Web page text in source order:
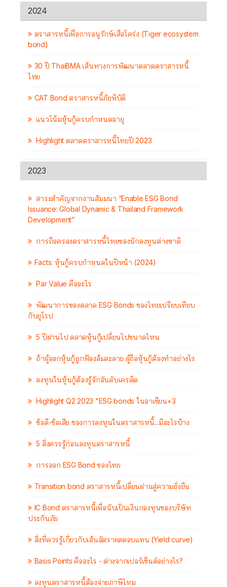
2024
ตราสารหนี้เพื่อการอนุรักษ์เสือโคร่ง (Tiger ecosystem
bond)
30 ปี ThaiBMA เส้นทางการพัฒนาตลาดตราสารหนี้
ไทย
CAT Bond ตราสารหนี้ภัยพิบัติ
แนวโน้มหุ้นกู้ครบกำหนดอายุ
Highlight ตลาดตราสารหนี้ไทยปี 2023
2023
สาระสำคัญจากงานสัมมนา “Enable ESG Bond
Issuance: Global Dynamic & Thailand Framework
Development”
การถือครองตราสารหนี้ไทยของนักลงทุนต่างชาติ
Facts: หุ้นกู้ครบกำหนดในปีหน้า (2024)
Par Value คืออะไร
พัฒนาการของตลาด ESG Bonds ของไทยเปรียบเทียบ
กับยุโรป
5 ปีผ่านไป ตลาดหุ้นกู้เปลี่ยนไปขนาดไหน
ถ้าผู้ออกหุ้นกู้ถูกฟ้องล้มละลาย ผู้ถือหุ้นกู้ต้องทำอย่างไร
ลงทุนในหุ้นกู้ต้องรู้จักอันดับเครดิต
Highlight Q2 2023 "ESG bonds ในอาเซียน+3
ข้อดี-ข้อเสีย ของการลงทุนในตราสารหนี้...มีอะไรบ้าง
5 สิ่งควรรู้ก่อนลงทุนตราสารหนี้
การออก ESG Bond ของไทย
Transition bond ตราสารหนี้เปลี่ยนผ่านสู่ความยั่งยืน
IC Bond ตราสารหนี้เพื่อนับเป็นเงินกองทุนของบริษัท
ประกันภัย
สิ่งที่ควรรู้เกี่ยวกับเส้นอัตราผลตอบแทน (Yield curve)
Basis Points คืออะไร - ต่างจากเปอร์เซ็นต์อย่างไร?
ลงทุนตราสารหนี้ต้องจ่ายภาษีไหม